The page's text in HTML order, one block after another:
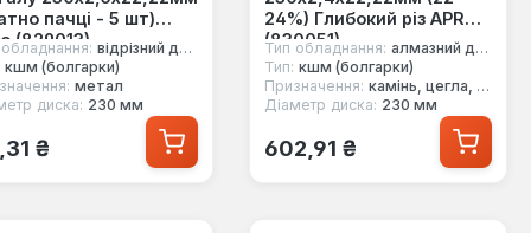
пачці - 5 шт)
(829013) відрізний диск
кшм (болгарки)
метал
диска: 230 мм
ціна:
₴
24%) Глибокий різ APRO
(830051)
Тип обладнання: алмазний диск
Тип: кшм (болгарки)
Призначення: камінь, цегла, бетон, граніт
Діаметр диска: 230 мм
Звичайна ціна:
602,91 ₴